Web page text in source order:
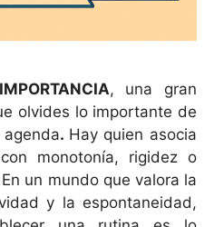
, una gran
olvides lo importante de
. Hay quien asocia
monotonía, rigidez o
un mundo que valora la
y la espontaneidad,